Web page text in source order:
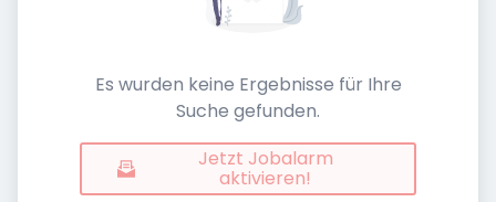
Es wurden keine Ergebnisse für Ihre
Suche gefunden.
Jetzt Jobalarm
aktivieren!